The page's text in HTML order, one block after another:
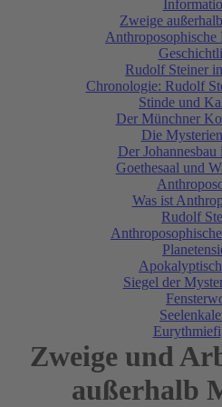
Zweige
Anthroposophische
Rudolf Steiner
Chronologie: Rudolf
Stinde und
Der Münchner
Die
Der
Goethesaal und
Was ist
Rudolf
Siegel der
Zweige und
außerhalb